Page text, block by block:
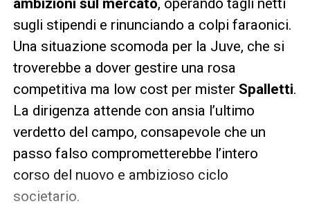
ambizioni sul mercato, operando tagli netti
sugli stipendi e rinunciando a colpi faraonici.
Una situazione scomoda per la Juve, che si
troverebbe a dover gestire una rosa
competitiva ma low cost per mister Spalletti.
La dirigenza attende con ansia l’ultimo
verdetto del campo, consapevole che un
passo falso comprometterebbe l’intero
corso del nuovo e ambizioso ciclo
societario.